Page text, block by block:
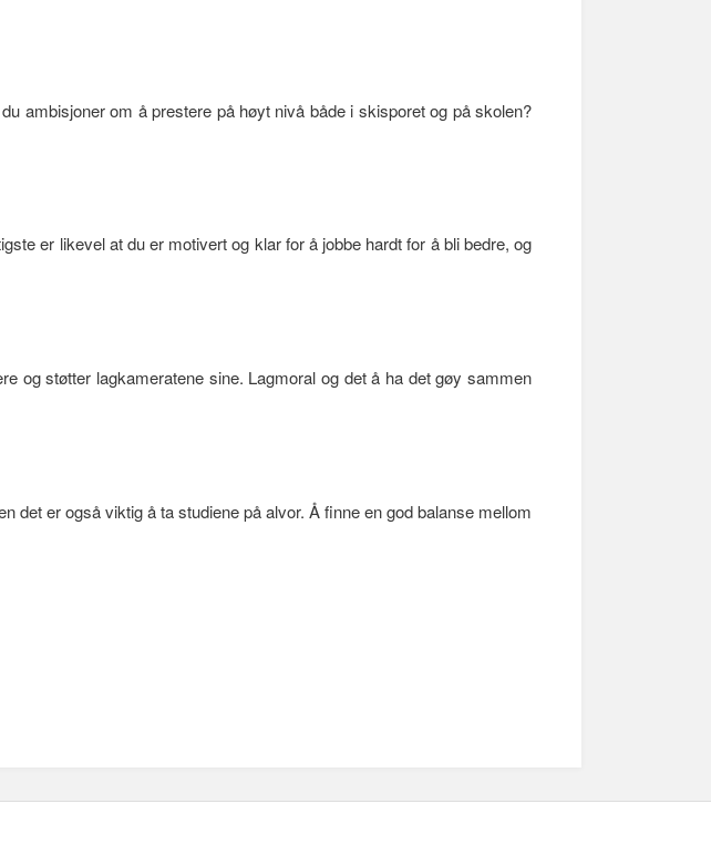
ambisjoner om å prestere på høyt nivå både i skisporet og på skolen?
er likevel at du er motivert og klar for å jobbe hardt for å bli bedre, og
og støtter lagkameratene sine. Lagmoral og det å ha det gøy sammen
det er også viktig å ta studiene på alvor. Å finne en god balanse mellom